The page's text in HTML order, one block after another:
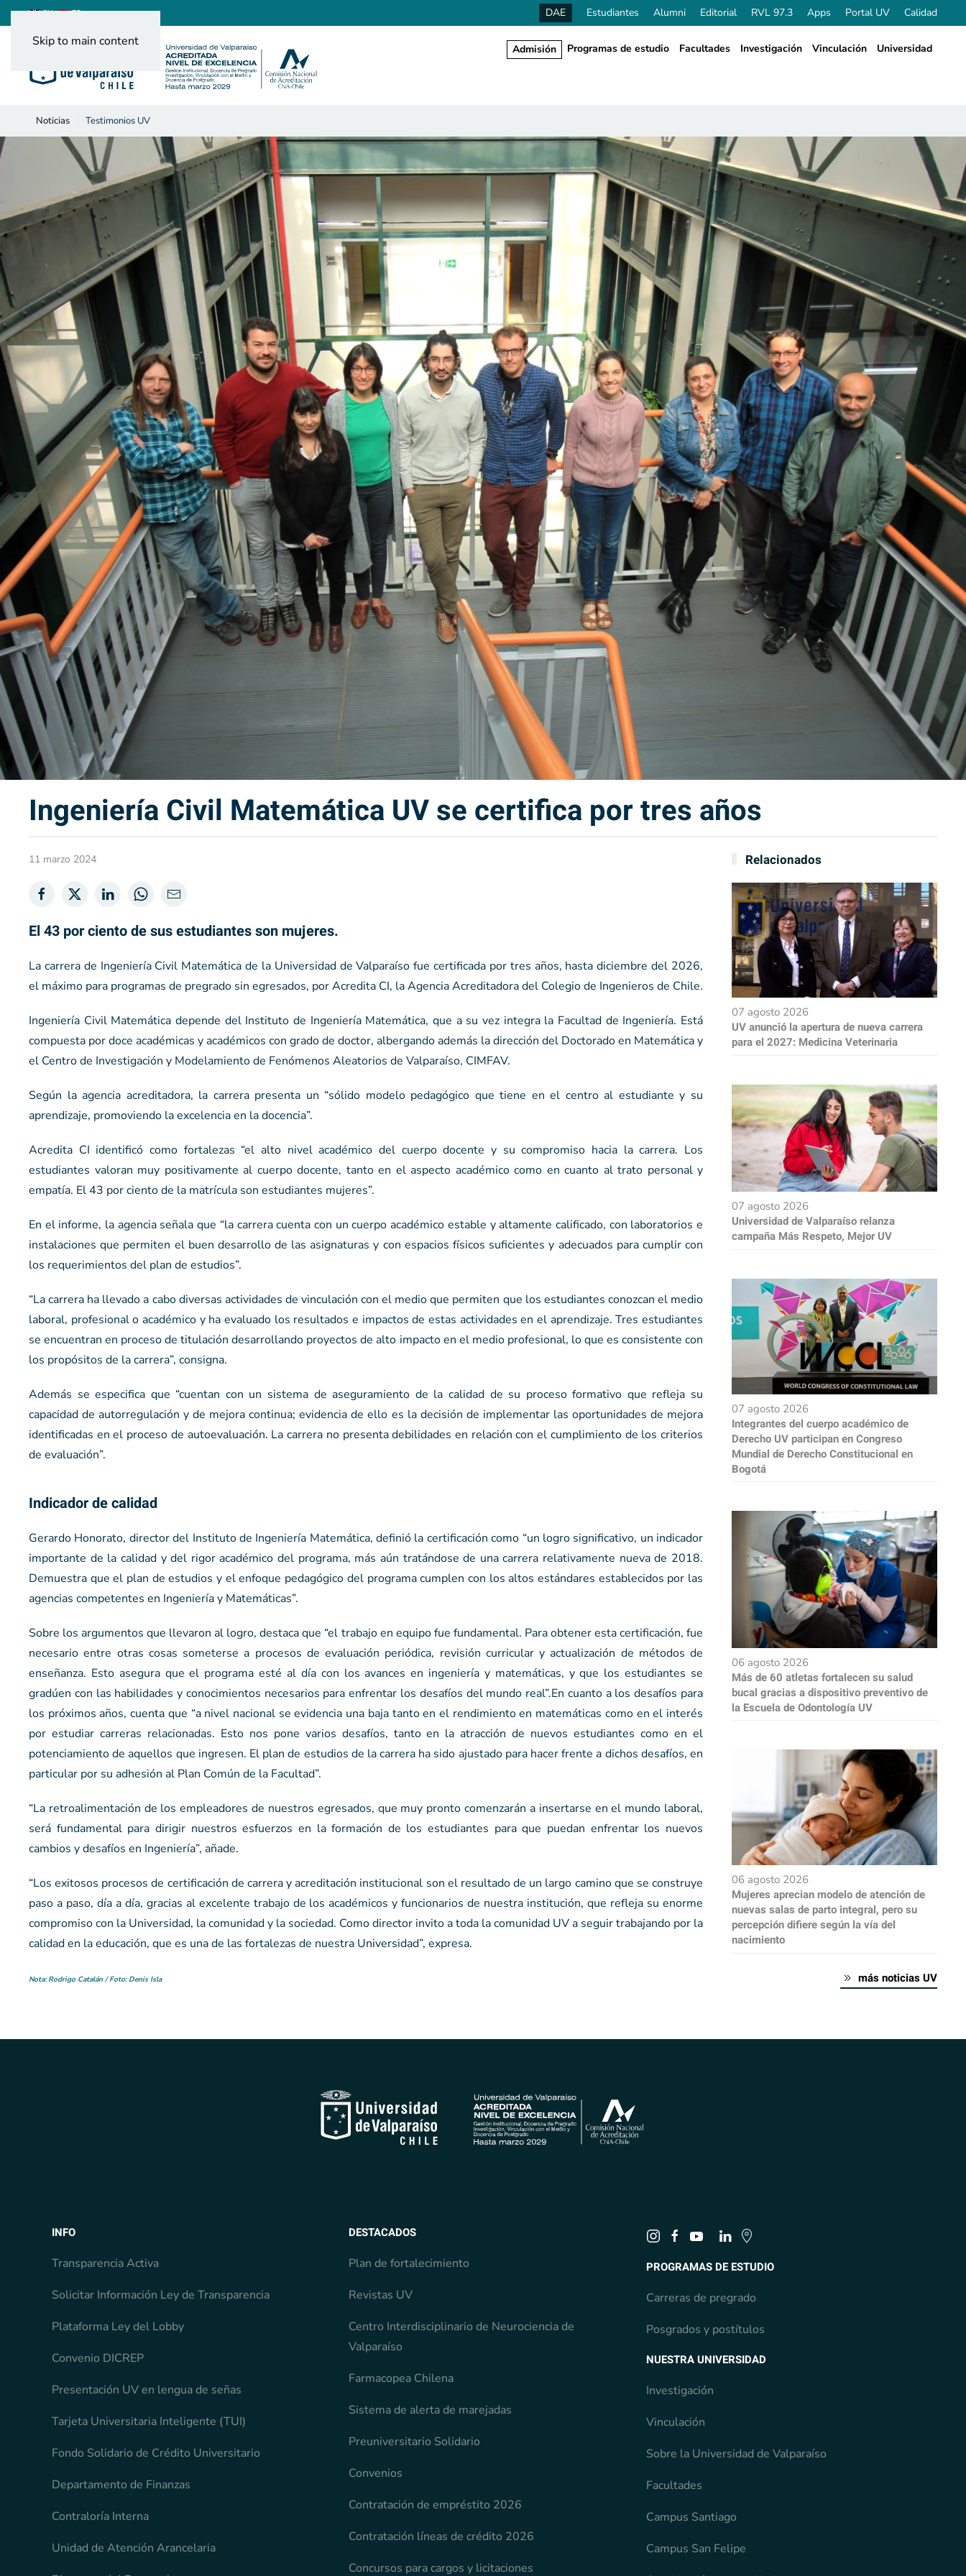
Skip to main content
EN ES DAE Estudiantes Alumni Editorial RVL 97.3 Apps Portal UV Calidad
Admisión Programas de estudio Facultades Investigación Vinculación Universidad
Noticias Testimonios UV
Ingeniería Civil Matemática UV se certifica por tres años
11 marzo 2024
El 43 por ciento de sus estudiantes son mujeres.
La carrera de Ingeniería Civil Matemática de la Universidad de Valparaíso fue certificada por tres años, hasta diciembre del 2026,
el máximo para programas de pregrado sin egresados, por Acredita CI, la Agencia Acreditadora del Colegio de Ingenieros de Chile.
Ingeniería Civil Matemática depende del Instituto de Ingeniería Matemática, que a su vez integra la Facultad de Ingeniería. Está
compuesta por doce académicas y académicos con grado de doctor, albergando además la dirección del Doctorado en Matemática y
el Centro de Investigación y Modelamiento de Fenómenos Aleatorios de Valparaíso, CIMFAV.
Según la agencia acreditadora, la carrera presenta un “sólido modelo pedagógico que tiene en el centro al estudiante y su
aprendizaje, promoviendo la excelencia en la docencia”.
Acredita CI identificó como fortalezas “el alto nivel académico del cuerpo docente y su compromiso hacia la carrera. Los
estudiantes valoran muy positivamente al cuerpo docente, tanto en el aspecto académico como en cuanto al trato personal y
empatía. El 43 por ciento de la matrícula son estudiantes mujeres”.
En el informe, la agencia señala que “la carrera cuenta con un cuerpo académico estable y altamente calificado, con laboratorios e
instalaciones que permiten el buen desarrollo de las asignaturas y con espacios físicos suficientes y adecuados para cumplir con
los requerimientos del plan de estudios”.
“La carrera ha llevado a cabo diversas actividades de vinculación con el medio que permiten que los estudiantes conozcan el medio
laboral, profesional o académico y ha evaluado los resultados e impactos de estas actividades en el aprendizaje. Tres estudiantes
se encuentran en proceso de titulación desarrollando proyectos de alto impacto en el medio profesional, lo que es consistente con
los propósitos de la carrera”, consigna.
Además se especifica que “cuentan con un sistema de aseguramiento de la calidad de su proceso formativo que refleja su
capacidad de autorregulación y de mejora continua; evidencia de ello es la decisión de implementar las oportunidades de mejora
identificadas en el proceso de autoevaluación. La carrera no presenta debilidades en relación con el cumplimiento de los criterios
de evaluación”.
Indicador de calidad
Gerardo Honorato, director del Instituto de Ingeniería Matemática, definió la certificación como “un logro significativo, un indicador
importante de la calidad y del rigor académico del programa, más aún tratándose de una carrera relativamente nueva de 2018.
Demuestra que el plan de estudios y el enfoque pedagógico del programa cumplen con los altos estándares establecidos por las
agencias competentes en Ingeniería y Matemáticas”.
Sobre los argumentos que llevaron al logro, destaca que “el trabajo en equipo fue fundamental. Para obtener esta certificación, fue
necesario entre otras cosas someterse a procesos de evaluación periódica, revisión curricular y actualización de métodos de
enseñanza. Esto asegura que el programa esté al día con los avances en ingeniería y matemáticas, y que los estudiantes se
gradúen con las habilidades y conocimientos necesarios para enfrentar los desafíos del mundo real”.En cuanto a los desafíos para
los próximos años, cuenta que “a nivel nacional se evidencia una baja tanto en el rendimiento en matemáticas como en el interés
por estudiar carreras relacionadas. Esto nos pone varios desafíos, tanto en la atracción de nuevos estudiantes como en el
potenciamiento de aquellos que ingresen. El plan de estudios de la carrera ha sido ajustado para hacer frente a dichos desafíos, en
particular por su adhesión al Plan Común de la Facultad”.
“La retroalimentación de los empleadores de nuestros egresados, que muy pronto comenzarán a insertarse en el mundo laboral,
será fundamental para dirigir nuestros esfuerzos en la formación de los estudiantes para que puedan enfrentar los nuevos
cambios y desafíos en Ingeniería”, añade.
“Los exitosos procesos de certificación de carrera y acreditación institucional son el resultado de un largo camino que se construye
paso a paso, día a día, gracias al excelente trabajo de los académicos y funcionarios de nuestra institución, que refleja su enorme
compromiso con la Universidad, la comunidad y la sociedad. Como director invito a toda la comunidad UV a seguir trabajando por la
calidad en la educación, que es una de las fortalezas de nuestra Universidad”, expresa.
Nota: Rodrigo Catalán / Foto: Denis Isla
Relacionados
07 agosto 2026
UV anunció la apertura de nueva carrera
para el 2027: Medicina Veterinaria
07 agosto 2026
Universidad de Valparaíso relanza
campaña Más Respeto, Mejor UV
07 agosto 2026
Integrantes del cuerpo académico de
Derecho UV participan en Congreso
Mundial de Derecho Constitucional en
Bogotá
06 agosto 2026
Más de 60 atletas fortalecen su salud
bucal gracias a dispositivo preventivo de
la Escuela de Odontología UV
06 agosto 2026
Mujeres aprecian modelo de atención de
nuevas salas de parto integral, pero su
percepción difiere según la vía del
nacimiento
más noticias UV
INFO
Transparencia Activa
Solicitar Información Ley de Transparencia
Plataforma Ley del Lobby
Convenio DICREP
Presentación UV en lengua de señas
Tarjeta Universitaria Inteligente (TUI)
Fondo Solidario de Crédito Universitario
Departamento de Finanzas
Contraloría Interna
Unidad de Atención Arancelaria
DESTACADOS
Plan de fortalecimiento
Revistas UV
Centro Interdisciplinario de Neurociencia de
Valparaíso
Farmacopea Chilena
Sistema de alerta de marejadas
Preuniversitario Solidario
Convenios
Contratación de empréstito 2026
Contratación líneas de crédito 2026
Concursos para cargos y licitaciones
PROGRAMAS DE ESTUDIO
Carreras de pregrado
Posgrados y postítulos
NUESTRA UNIVERSIDAD
Investigación
Vinculación
Sobre la Universidad de Valparaíso
Facultades
Campus Santiago
Campus San Felipe